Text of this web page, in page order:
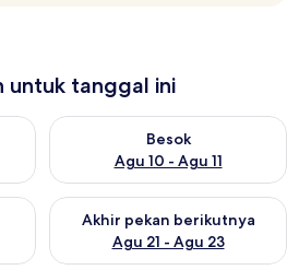
untuk tanggal ini
ini Agu 9 - Agu 10
Besok
Agu 10 - Agu 11
Periksa ketersediaan untuk
pekan ini Agu 14 - Agu 16
Akhir pekan berikutnya
Agu 21 - Agu 23
Periksa ketersediaan untuk